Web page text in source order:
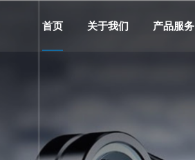
首页 关于我们 产品服务